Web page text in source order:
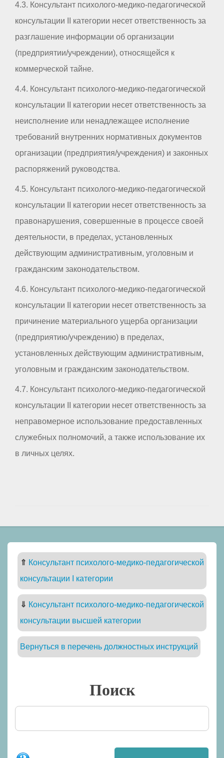
4.3. Консультант психолого-медико-педагогической
консультации II категории несет ответственность за
разглашение информации об организации
(предприятии/учреждении), относящейся к
коммерческой тайне.
4.4. Консультант психолого-медико-педагогической
консультации II категории несет ответственность за
неисполнение или ненадлежащее исполнение
требований внутренних нормативных документов
организации (предприятия/учреждения) и законных
распоряжений руководства.
4.5. Консультант психолого-медико-педагогической
консультации II категории несет ответственность за
правонарушения, совершенные в процессе своей
деятельности, в пределах, установленных
действующим административным, уголовным и
гражданским законодательством.
4.6. Консультант психолого-медико-педагогической
консультации II категории несет ответственность за
причинение материального ущерба организации
(предприятию/учреждению) в пределах,
установленных действующим административным,
уголовным и гражданским законодательством.
4.7. Консультант психолого-медико-педагогической
консультации II категории несет ответственность за
неправомерное использование предоставленных
служебных полномочий, а также использование их
в личных целях.
⇑ Консультант психолого-медико-педагогической
консультации I категории
⇓ Консультант психолого-медико-педагогической
консультации высшей категории
Вернуться в перечень должностных инструкций
Поиск